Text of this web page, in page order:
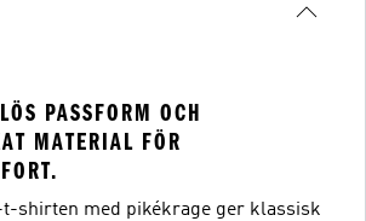
PASSFORM OCH
MATERIAL FÖR
t-shirten med pikékrage ger klassisk